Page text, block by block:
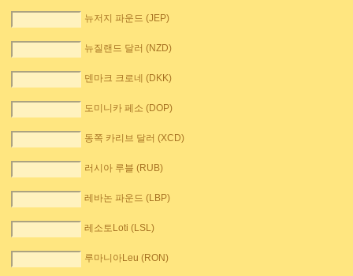
뉴저지 파운드 (JEP)
뉴질랜드 달러 (NZD)
덴마크 크로네 (DKK)
도미니카 페소 (DOP)
동쪽 카리브 달러 (XCD)
러시아 루블 (RUB)
레바논 파운드 (LBP)
레소토Loti (LSL)
루마니아Leu (RON)